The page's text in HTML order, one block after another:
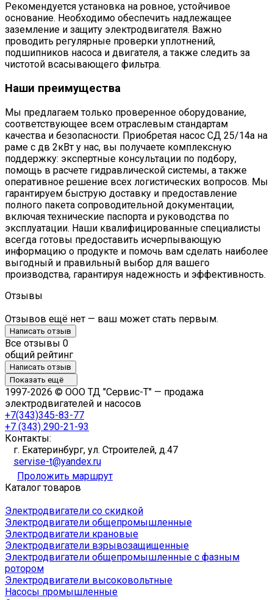
Рекомендуется установка на ровное, устойчивое
основание. Необходимо обеспечить надлежащее
заземление и защиту электродвигателя. Важно
проводить регулярные проверки уплотнений,
подшипников насоса и двигателя, а также следить за
чистотой всасывающего фильтра.
Наши преимущества
Мы предлагаем только проверенное оборудование,
соответствующее всем отраслевым стандартам
качества и безопасности. Приобретая насос СД 25/14а на
раме с дв 2кВт у нас, вы получаете комплексную
поддержку: экспертные консультации по подбору,
помощь в расчете гидравлической системы, а также
оперативное решение всех логистических вопросов. Мы
гарантируем быструю доставку и предоставление
полного пакета сопроводительной документации,
включая технические паспорта и руководства по
эксплуатации. Наши квалифицированные специалисты
всегда готовы предоставить исчерпывающую
информацию о продукте и помочь вам сделать наиболее
выгодный и правильный выбор для вашего
производства, гарантируя надежность и эффективность.
Отзывы
Отзывов ещё нет — ваш может стать первым.
Написать отзыв
Все отзывы 0
общий рейтинг
Написать отзыв
Показать ещё
1997-2026 © ООО ТД "Сервис-Т" — продажа
электродвигателей и насосов
+7(343)345-83-77
+7 (343) 290-21-93
Контакты:
г. Екатеринбург, ул. Строителей, д.47
servise-t@yandex.ru
Проложить маршрут
Каталог товаров
Электродвигатели со скидкой
Электродвигатели общепромышленные
Электродвигатели крановые
Электродвигатели взрывозащищенные
Электродвигатели общепромышленные с фазным
ротором
Электродвигатели высоковольтные
Насосы промышленные